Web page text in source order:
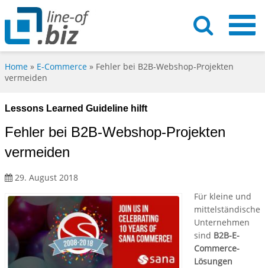
Home » E-Commerce » Fehler bei B2B-Webshop-Projekten
vermeiden
Lessons Learned Guideline hilft
Fehler bei B2B-Webshop-Projekten
vermeiden
29. August 2018
Für kleine und
mittelständische
Unternehmen
sind B2B-E-
Commerce-
Lösungen